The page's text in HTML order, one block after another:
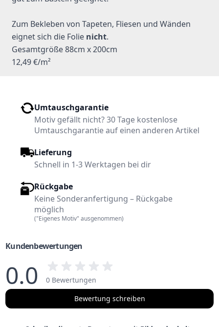
Zum Bekleben von Tapeten, Fliesen und Wänden
eignet sich die Folie nicht.
Gesamtgröße 88cm x 200cm
12,49 €/m²
Umtauschgarantie
Motiv gefällt nicht? 30 Tage kostenlose
Umtauschgarantie auf einen anderen Artikel
Lieferung
Schnell in 1-3 Werktagen bei dir
Rückgabe
Keine Sonderanfertigung – Rückgabe
möglich
("Eigenes Motiv" ausgenommen)
Kundenbewertungen
0.0
0 Bewertungen
Bewertung schreiben